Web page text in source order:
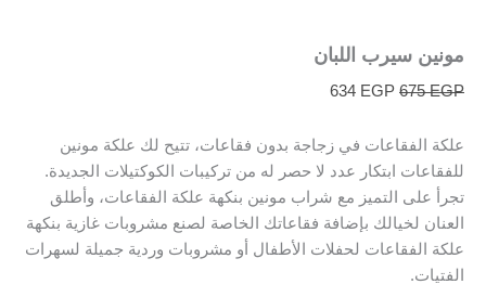
مونين سيرب اللبان
675EGP
634 EGP
علكة الفقاعات في زجاجة بدون فقاعات، تتيح لك علكة مونين
للفقاعات ابتكار عدد لا حصر له من تركيبات الكوكتيلات الجديدة.
تجرأ على التميز مع شراب مونين بنكهة علكة الفقاعات، وأطلق
العنان لخيالك بإضافة فقاعاتك الخاصة لصنع مشروبات غازية بنكهة
علكة الفقاعات لحفلات الأطفال أو مشروبات وردية جميلة لسهرات
الفتيات.